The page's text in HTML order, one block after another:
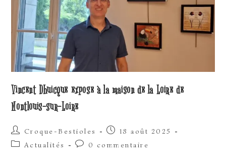
Vincent Dhuicque expose à la maison de la Loire de
Montlouis-sur-Loire
Auteur/autrice
de
Croque-Bestioles
Publication
publiée :
18 août 2025
PostActualités
Commentaires
0 commentaire